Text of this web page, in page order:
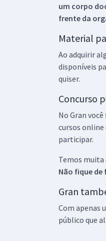
um corpo
frente da
Material
Ao adquirir
disponíveis
quiser.
Concurso
No Gran
cursos online
participar.
Temos muita
Não fique
Gran
Com apenas
público que